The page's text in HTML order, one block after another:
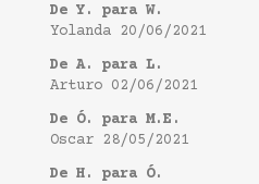
De Y. para W.
Yolanda 20/06/2021
De A. para L.
Arturo 02/06/2021
De Ó. para M.E.
Oscar 28/05/2021
De H. para Ó.